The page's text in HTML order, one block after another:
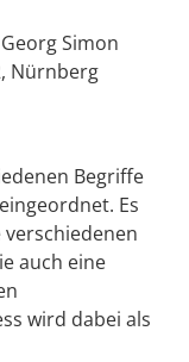
Simon
Nürnberg
Begriffe
Es
auch eine
wird dabei als